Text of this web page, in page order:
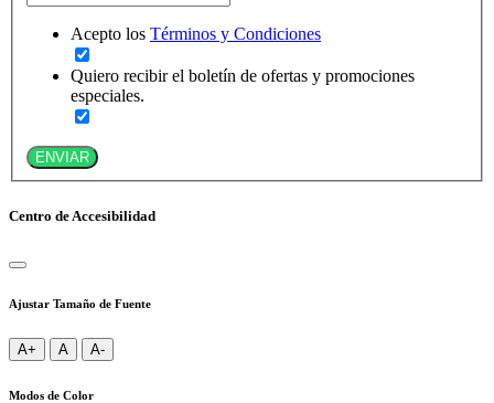
Acepto los Términos y Condiciones
Quiero recibir el boletín de ofertas y promociones
especiales.
ENVIAR
Centro de Accesibilidad
Ajustar Tamaño de Fuente
A+ A A-
Modos de Color